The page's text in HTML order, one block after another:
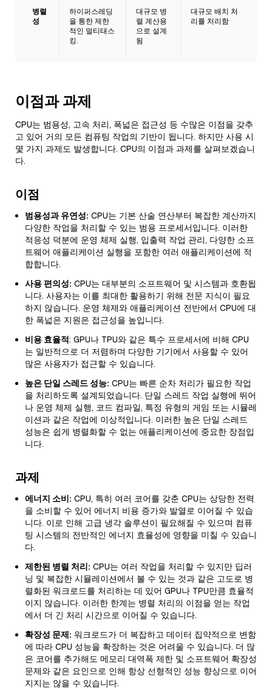
병렬
성
하이퍼스레딩
을 통한 제한
적인 멀티태스
킹.
대규모 병
렬 계산용
으로 설계
됨
대규모 배치 처
리를 처리함
이점과 과제
CPU는 범용성, 고속 처리, 폭넓은 접근성 등 수많은 이점을 갖추
고 있어 거의 모든 컴퓨팅 작업의 기반이 됩니다. 하지만 사용 시
몇 가지 과제도 발생합니다. CPU의 이점과 과제를 살펴보겠습니
다.
이점
범용성과 유연성: CPU는 기본 산술 연산부터 복잡한 계산까지
다양한 작업을 처리할 수 있는 범용 프로세서입니다. 이러한
적응성 덕분에 운영 체제 실행, 입출력 작업 관리, 다양한 소프
트웨어 애플리케이션 실행을 포함한 여러 애플리케이션에 적
합합니다.
사용 편의성: CPU는 대부분의 소프트웨어 및 시스템과 호환됩
니다. 사용자는 이를 최대한 활용하기 위해 전문 지식이 필요
하지 않습니다. 운영 체제와 애플리케이션 전반에서 CPU에 대
한 폭넓은 지원은 접근성을 높입니다.
비용 효율적: GPU나 TPU와 같은 특수 프로세서에 비해 CPU
는 일반적으로 더 저렴하며 다양한 기기에서 사용할 수 있어
많은 사용자가 접근할 수 있습니다.
높은 단일 스레드 성능: CPU는 빠른 순차 처리가 필요한 작업
을 처리하도록 설계되었습니다. 단일 스레드 작업 실행에 뛰어
나 운영 체제 실행, 코드 컴파일, 특정 유형의 게임 또는 시뮬레
이션과 같은 작업에 이상적입니다. 이러한 높은 단일 스레드
성능은 쉽게 병렬화할 수 없는 애플리케이션에 중요한 장점입
니다.
과제
에너지 소비: CPU, 특히 여러 코어를 갖춘 CPU는 상당한 전력
을 소비할 수 있어 에너지 비용 증가와 발열로 이어질 수 있습
니다. 이로 인해 고급 냉각 솔루션이 필요해질 수 있으며 컴퓨
팅 시스템의 전반적인 에너지 효율성에 영향을 미칠 수 있습니
다.
제한된 병렬 처리: CPU는 여러 작업을 처리할 수 있지만 딥러
닝 및 복잡한 시뮬레이션에서 볼 수 있는 것과 같은 고도로 병
렬화된 워크로드를 처리하는 데 있어 GPU나 TPU만큼 효율적
이지 않습니다. 이러한 한계는 병렬 처리의 이점을 얻는 작업
에서 더 긴 처리 시간으로 이어질 수 있습니다.
확장성 문제: 워크로드가 더 복잡하고 데이터 집약적으로 변함
에 따라 CPU 성능을 확장하는 것은 어려울 수 있습니다. 더 많
은 코어를 추가해도 메모리 대역폭 제한 및 소프트웨어 확장성
문제와 같은 요인으로 인해 항상 선형적인 성능 향상으로 이어
지지는 않을 수 있습니다.